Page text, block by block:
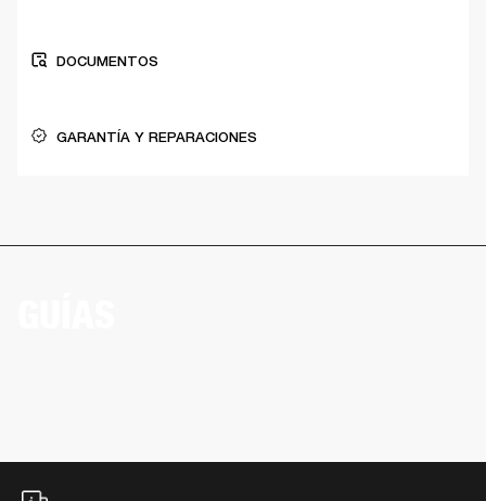
DOCUMENTOS
GARANTÍA Y REPARACIONES